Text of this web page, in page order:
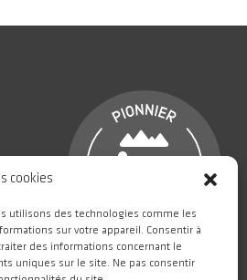
cookies
utilisons des technologies comme les
sur votre appareil. Consentir à
des informations concernant le
uniques sur le site. Ne pas consentir